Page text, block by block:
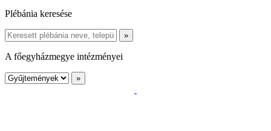
Plébánia keresése
A főegyházmegye intézményei